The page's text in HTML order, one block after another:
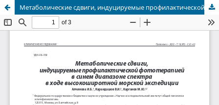
Метаболические сдвиги, индуцируемые профилактической фототерапией в синем диапазоне спектра в ходе высокоширотной морской экспедиции